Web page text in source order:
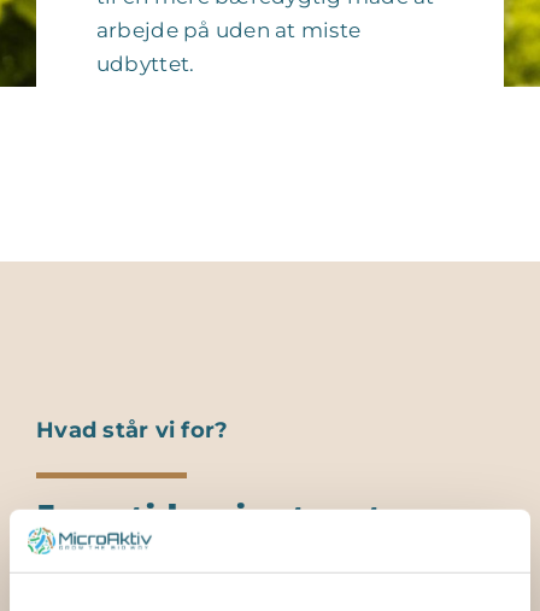
arbejde på uden at miste
udbyttet.
Hvad står vi for?
Fremtidsorienteret
tænkning